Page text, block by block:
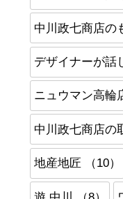
中川政七商店の
デザイナーが話
ニュウマン高輪
中川政七商店の
地産地匠 （10）